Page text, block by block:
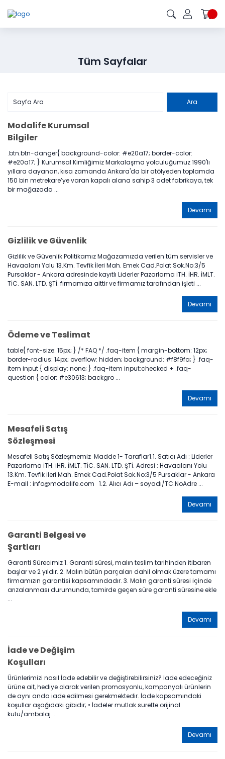
Tüm Sayfalar
Modalife Kurumsal
Bilgiler
.btn.btn-danger{ background-color: #e20a17; border-color:
#e20a17; } Kurumsal Kimliğimiz Markalaşma yolculuğumuz 1990'lı
yıllara dayanan, kısa zamanda Ankara'da bir atölyeden toplamda
150 bin metrekare’ye varan kapalı alana sahip 3 adet fabrikaya, tek
bir mağazada ...
Devamı
Gizlilik ve Güvenlik
Gizlilik ve Güvenlik Politikamız Mağazamızda verilen tüm servisler ve
Havaalanı Yolu 13.Km. Tevfik İleri Mah. Emek Cad.Polat Sok.No:3/5
Pursaklar - Ankara adresinde kayıtlı Liderler Pazarlama İTH. İHR. İMLT.
TİC. SAN. LTD. ŞTİ. firmamıza aittir ve firmamız tarafından işleti ...
Devamı
Ödeme ve Teslimat
table{ font-size: 15px; } /* FAQ */ .faq-item { margin-bottom: 12px;
border-radius: 14px; overflow: hidden; background: #f8f9fa; } .faq-
item input { display: none; } .faq-item input:checked + .faq-
question { color: #e30613; backgro ...
Devamı
Mesafeli Satış
Sözleşmesi
Mesafeli Satış Sözleşmemiz Madde 1- Taraflar1.1. Satıcı Adı : Liderler
Pazarlama İTH. İHR. İMLT. TİC. SAN. LTD. ŞTİ. Adresi : Havaalanı Yolu
13.Km. Tevfik İleri Mah. Emek Cad.Polat Sok.No:3/5 Pursaklar - Ankara
E-mail : info@modalife.com 1.2. Alıcı Adı – soyadı/TC.NoAdre ...
Devamı
Garanti Belgesi ve
Şartları
Garanti Sürecimiz 1. Garanti süresi, malın teslim tarihinden itibaren
başlar ve 2 yıldır. 2. Malın bütün parçaları dahil olmak üzere tamamı
firmamızın garantisi kapsamındadır. 3. Malın garanti süresi içinde
arızalanması durumunda, tamirde geçen süre garanti süresine ekle
...
Devamı
İade ve Değişim
Koşulları
Ürünlerimizi nasıl İade edebilir ve değiştirebilirsiniz? İade edeceğiniz
ürüne ait, hediye olarak verilen promosyonlu, kampanyalı ürünlerin
de aynı anda iade edilmesi gerekmektedir. İade kapsamındaki
koşullar aşağıdaki gibidir; • İadeler mutlak surette orijinal
kutu/ambalaj ...
Devamı